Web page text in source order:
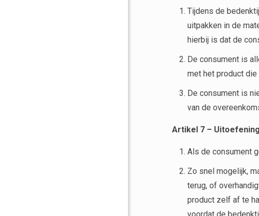
Tijdens de
uitpakken in de
hierbij is dat de
De consument is
met het product
De consument is
van de
Artikel 7 –
Als de consument
Zo snel mogelijk,
terug, of
product zelf af te